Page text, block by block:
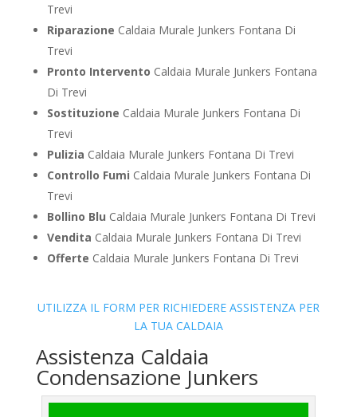
Trevi
Riparazione Caldaia Murale Junkers Fontana Di
Trevi
Pronto Intervento Caldaia Murale Junkers Fontana
Di Trevi
Sostituzione Caldaia Murale Junkers Fontana Di
Trevi
Pulizia Caldaia Murale Junkers Fontana Di Trevi
Controllo Fumi Caldaia Murale Junkers Fontana Di
Trevi
Bollino Blu Caldaia Murale Junkers Fontana Di Trevi
Vendita Caldaia Murale Junkers Fontana Di Trevi
Offerte Caldaia Murale Junkers Fontana Di Trevi
UTILIZZA IL FORM PER RICHIEDERE ASSISTENZA PER
LA TUA CALDAIA
Assistenza Caldaia
Condensazione Junkers